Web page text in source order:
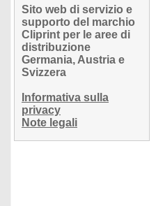
Sito web di servizio e
supporto del marchio
Cliprint per le aree di
distribuzione
Germania, Austria e
Svizzera
Informativa sulla
privacy
Note legali